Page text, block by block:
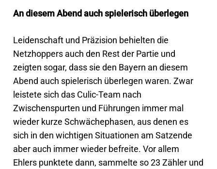
An diesem Abend auch spielerisch überlegen
Leidenschaft und Präzision behielten die
Netzhoppers auch den Rest der Partie und
zeigten sogar, dass sie den Bayern an diesem
Abend auch spielerisch überlegen waren. Zwar
leistete sich das Culic-Team nach
Zwischenspurten und Führungen immer mal
wieder kurze Schwächephasen, aus denen es
sich in den wichtigen Situationen am Satzende
aber auch immer wieder befreite. Vor allem
Ehlers punktete dann, sammelte so 23 Zähler und